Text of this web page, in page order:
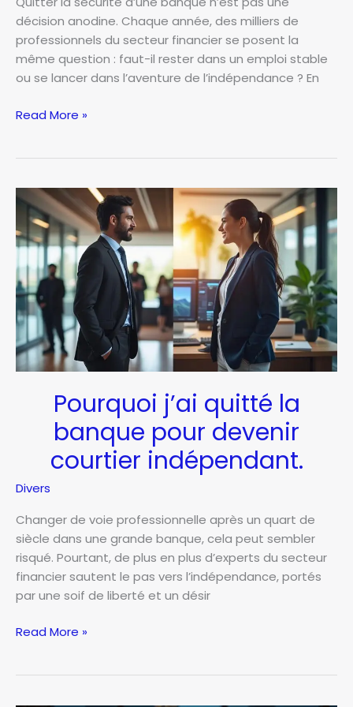
décision anodine. Chaque année, des milliers de
professionnels du secteur financier se posent la
même question : faut-il rester dans un emploi stable
ou se lancer dans l’aventure de l’indépendance ? En
Pourquoi
banque
pour
devenir
courtier
indépendant.
Read More »
Pourquoi j’ai quitté la
banque pour devenir
courtier indépendant.
Divers
Changer de voie professionnelle après un quart de
siècle dans une grande banque, cela peut sembler
risqué. Pourtant, de plus en plus d’experts du secteur
financier sautent le pas vers l’indépendance, portés
par une soif de liberté et un désir
Pourquoi
Read More »